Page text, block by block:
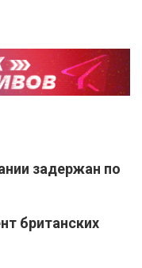
задержан по
британских